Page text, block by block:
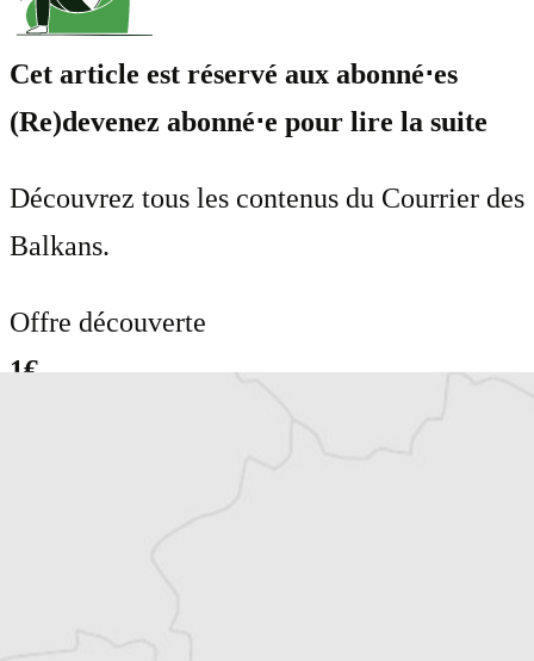
Cet article est réservé aux abonné⋅es
(Re)devenez abonné⋅e pour lire la suite
Découvrez tous les contenus du Courrier des
Balkans.
Offre découverte
1€